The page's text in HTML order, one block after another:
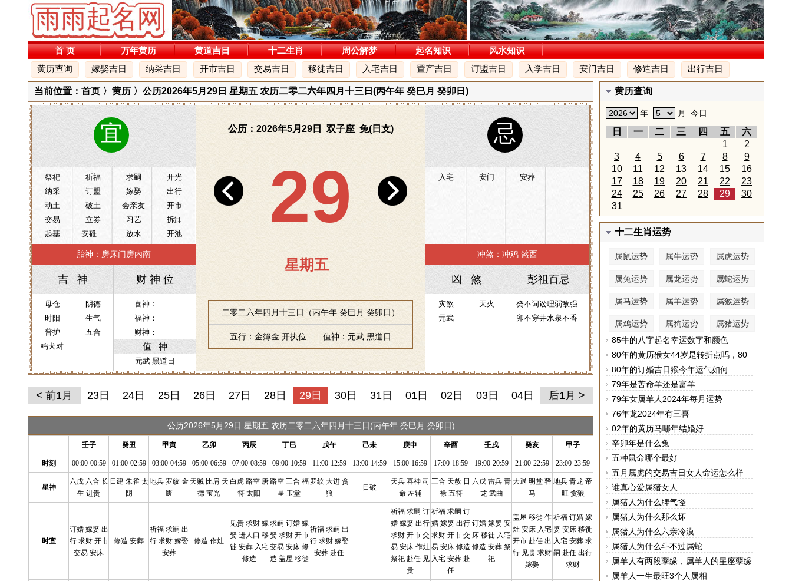
首 页 万年黄历 黄道吉日 十二生肖 周公解梦 起名知识
风水知识
黄历查询
嫁娶吉日 纳采吉日 开市吉日 交易吉日 移徙吉日 入宅吉日 置产吉日 订盟吉日 入学吉日 安门吉日 修造吉日 出行吉日
当前位置： 首页 〉 黄历 〉公历2026年5月29日 星期五 农历二零二六年四月十三日(丙午年 癸巳月 癸卯日)
宜
祭祀 祈福 求嗣
开光
纳采
订盟 嫁娶
出行
动土
破土 会亲友
开市
交易
立券 习艺
拆卸
起基
安碓 放水
开池
开渠 栽种
胎神：房床门房内南
吉 神
母仓
阴德
时阳
生气
普护
五合
鸣犬对
财 神 位
喜神：
福神：
财神：
值 神
元武 黑道日
公历：2026年5月29日 双子座 兔(日支)
29
星期五
二零二六年四月十三日（丙午年 癸巳月 癸卯日）
五行：金簿金 开执位 值神：元武 黑道日
忌
入宅 安门 安葬
冲煞：冲鸡 煞西
凶 煞
灾煞
天火
元武
彭祖百忌
癸不词讼理弱敌强
卯不穿井水泉不香
< 前1月 23日 24日 25日 26日 27日 28日 29日 30日 31日 01日 02日 03日 04日 后1月 >
公历2026年5月29日 星期五 农历二零二六年四月十三日(丙午年 癸巳月 癸卯日)
壬子 癸丑 甲寅 乙卯 丙辰 丁巳 戊午 己未 庚申 辛酉 壬戌 癸亥 甲子
时刻 00:00-00:59 01:00-02:59 03:00-04:59 05:00-06:59 07:00-08:59 09:00-10:59 11:00-12:59 13:00-14:59 15:00-16:59 17:00-18:59 19:00-20:59 21:00-22:59 23:00-23:59
星神
六戊 六合 长
生 进贵
日建 朱雀 太
阴
地兵 罗纹 金
匮
天贼 比肩 天
德 宝光
白虎 路空 唐
符 太阳
路空 三合 福
星 玉堂
罗纹 大进 贪
狼
日破
天兵 喜神 司
命 左辅
三合 天赦 日
禄 五符
六戊 雷兵 青
龙 武曲
大退 明堂 驿
马
地兵 青龙 帝
旺 贪狼
时宜
订婚 嫁娶 出
行 求财 开市
交易 安床
修造 安葬
祈福 求嗣 出
行 求财 嫁娶
安葬
修造 作灶
见贵 求财 嫁
娶 进人口 移
徙 安葬 入宅
修造
求嗣 订婚 嫁
娶 求财 开市
交易 安床 修
造 盖屋 移徙
祈福 求嗣 出
行 求财 嫁娶
安葬 赴任
祈福 求嗣 订
婚 嫁娶 出行
求财 开市 交
易 安床 作灶
祭祀 赴任 见
贵
祈福 求嗣 订
婚 嫁娶 出行
求财 开市 交
易 安床 修造
入宅 安葬 赴
任
订婚 嫁娶 安
床 移徙 入宅
修造 安葬 祭
祀
盖屋 移徙 作
灶 安床 入宅
开市 赴任 出
行 见贵 求财
嫁娶
祈福 订婚 嫁
娶 安床 移徙
入宅 安葬 求
嗣 赴任 出行
求财
黄历查询
年 月 今日
日 一 二 三 四 五
六
1
2
3
4 5 6 7 8
9
10
11 12 13 14 15
16
17
18 19 20 21 22
23
24
25 26 27 28 29
30
31
十二生肖运势
属鼠运势 属牛运势 属虎运势
属兔运势 属龙运势 属蛇运势
属马运势 属羊运势 属猴运势
属鸡运势 属狗运势
属猪运势
85牛的八字起名幸运数字和颜色
80年的黄历猴女44岁是转折点吗，80
年属猴女44岁后运势
80年的订婚吉日猴今年运气如何
79年是苦命羊还是富羊
79年女属羊人2024年每月运势
76年龙2024年有三喜
02年的黄历马哪年结婚好
辛卯年是什么兔
五种鼠命哪个最好
五月属虎的交易吉日女人命运怎么样
谁真心爱属猪女人
属猪人为什么脾气怪
属猪人为什么那么坏
属猪人为什么六亲冷漠
属猪人为什么斗不过属蛇
属羊人有两段孽缘，属羊人的星座孽缘
属相分别是谁
属羊人一生最旺3个人属相